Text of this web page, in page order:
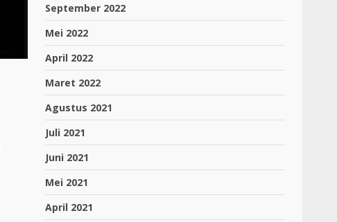
September 2022
Mei 2022
April 2022
Maret 2022
Agustus 2021
Juli 2021
Juni 2021
Mei 2021
April 2021